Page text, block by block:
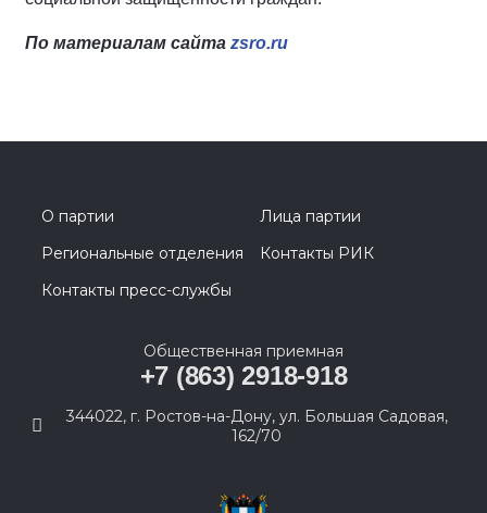
По материалам сайта zsro.ru
О партии
Лица партии
Региональные отделения
Контакты РИК
Контакты пресс-службы
Общественная приемная
+7 (863) 2918-918
344022, г. Ростов-на-Дону, ул. Большая Садовая,
162/70